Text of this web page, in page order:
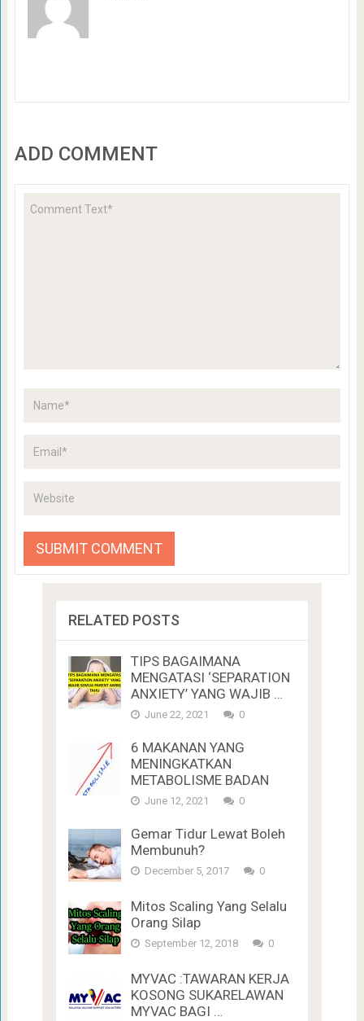
ADD COMMENT
RELATED POSTS
TIPS BAGAIMANA
MENGATASI ‘SEPARATION
ANXIETY’ YANG WAJIB …
June 22, 2021 0
6 MAKANAN YANG
MENINGKATKAN
METABOLISME BADAN
June 12, 2021 0
Gemar Tidur Lewat Boleh
Membunuh?
December 5, 2017 0
Mitos Scaling Yang Selalu
Orang Silap
September 12, 2018 0
MYVAC :TAWARAN KERJA
KOSONG SUKARELAWAN
MYVAC BAGI …